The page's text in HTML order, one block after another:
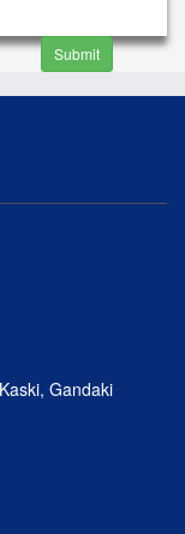
Submit
Gandaki